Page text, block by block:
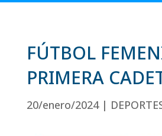
FÚTBOL
PRIMERA
20/enero/2024|